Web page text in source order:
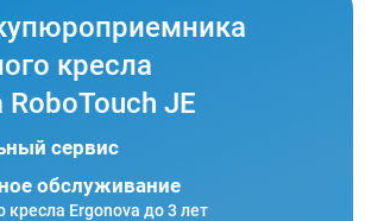
кресла
RoboTouch JE
сервис
обслуживание
кресла Ergonova до 3 лет